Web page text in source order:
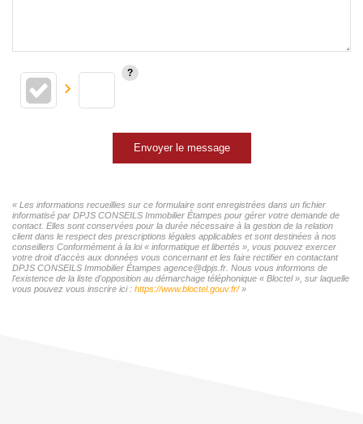
Envoyer le message
« Les informations recueillies sur ce formulaire sont enregistrées dans un fichier
informatisé par DPJS CONSEILS Immobilier Étampes pour gérer votre demande de
contact. Elles sont conservées pour la durée nécessaire à la gestion de la relation
client dans le respect des prescriptions légales applicables et sont destinées à nos
conseillers Conformément à la loi « informatique et libertés », vous pouvez exercer
votre droit d'accès aux données vous concernant et les faire rectifier en contactant
DPJS CONSEILS Immobilier Étampes agence@dpjs.fr. Nous vous informons de
l'existence de la liste d'opposition au démarchage téléphonique « Bloctel », sur laquelle
vous pouvez vous inscrire ici : https://www.bloctel.gouv.fr/»